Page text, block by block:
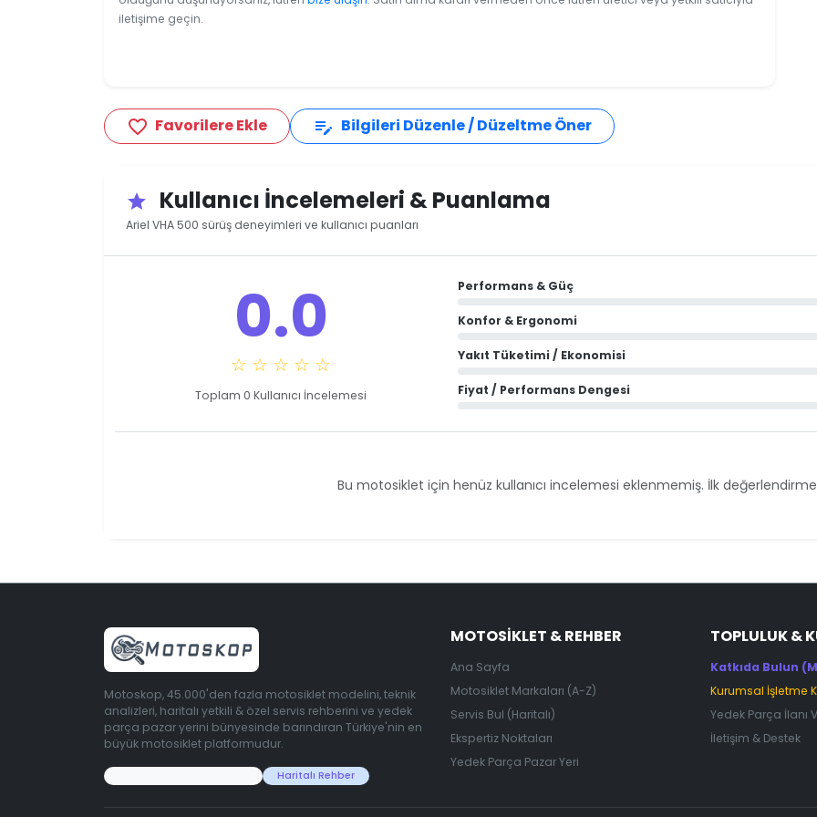
iletişime geçin.
favorite_border Favorilere Ekle edit_note Bilgileri Düzenle / Düzeltme Öner
star Kullanıcı İncelemeleri & Puanlama
Ariel VHA 500 sürüş deneyimleri ve kullanıcı puanları
0.0
☆ ☆ ☆ ☆ ☆
Toplam 0 Kullanıcı İncelemesi
Performans & Güç
Konfor & Ergonomi
Yakıt Tüketimi / Ekonomisi
Fiyat / Performans Dengesi
Bu motosiklet için henüz kullanıcı incelemesi eklenmemiş. İlk
Motoskop, 45.000'den fazla motosiklet modelini, teknik
analizleri, haritalı yetkili & özel servis rehberini ve yedek
parça pazar yerini bünyesinde barındıran Türkiye'nin en
büyük motosiklet platformudur.
Haritalı Rehber
MOTOSIKLET & REHBER
Ana Sayfa
Motosiklet Markaları (A-Z)
Servis Bul (Haritalı)
Ekspertiz Noktaları
Yedek Parça Pazar Yeri
TOPLULUK &
Katkıda Bulun
Kurumsal İşletme
Yedek Parça İlanı
İletişim & Destek